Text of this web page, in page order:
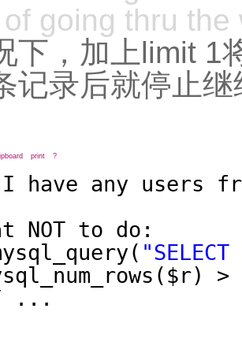
going thru
下，加上limit 1
记录后就停止
print ?
any users
NOT to do:
$r)
...